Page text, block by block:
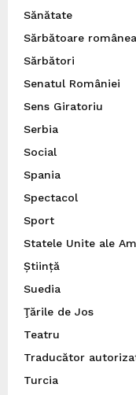
Sănătate
Sărbătoare
Sărbători
Senatul României
Sens Giratoriu
Serbia
Social
Spania
Spectacol
Sport
Statele Unite ale
Știință
Suedia
Ţările de Jos
Teatru
Traducător
Turcia